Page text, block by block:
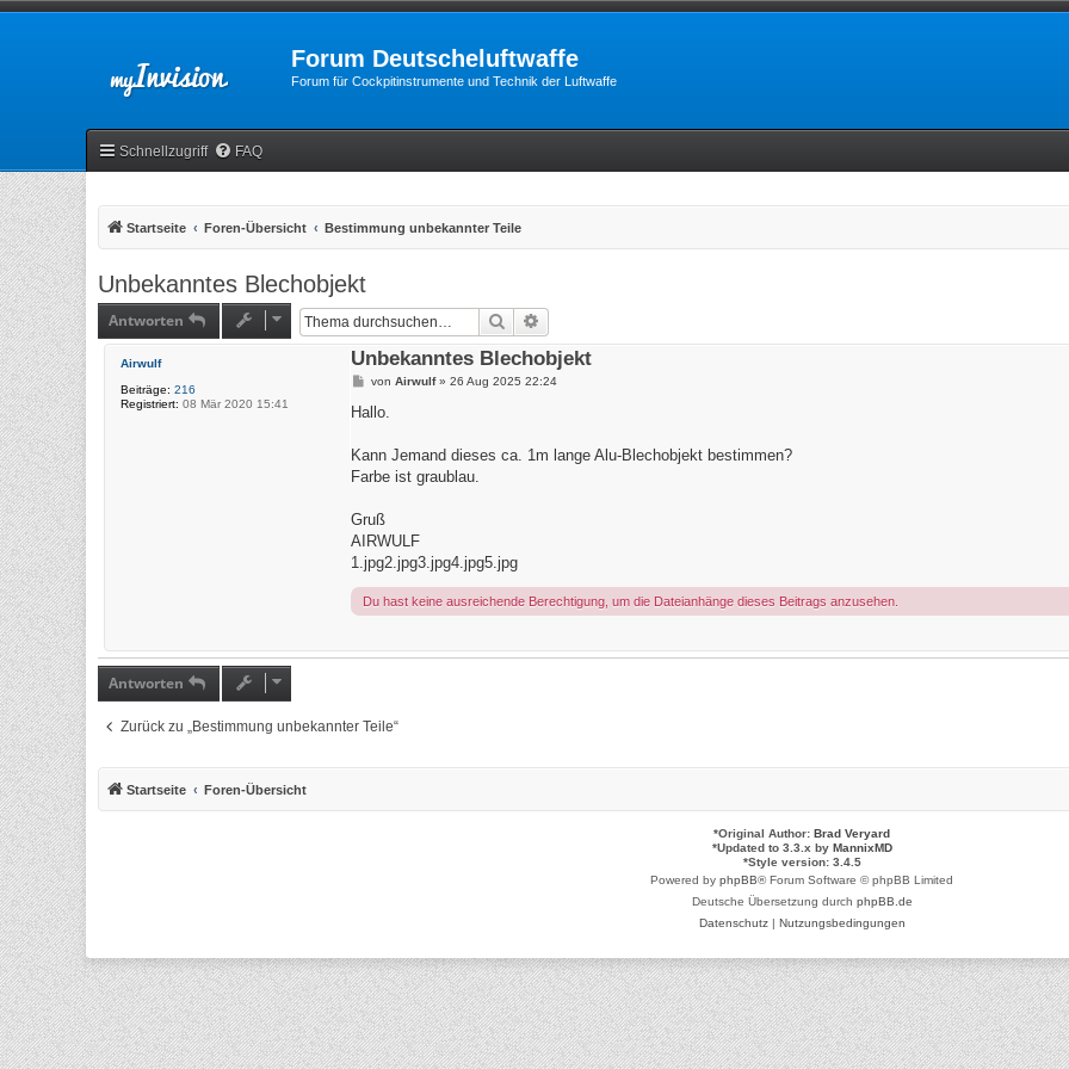
Forum Deutscheluftwaffe
Forum für Cockpitinstrumente und Technik der Luftwaffe
Schnellzugriff FAQ
Startseite Foren-Übersicht Bestimmung unbekannter Teile
Unbekanntes Blechobjekt
Antworten Suche
Airwulf
Beiträge: 216
Registriert: 08 Mär 2020 15:41
Unbekanntes Blechobjekt
B
i
a
von Airwulf» 26 Aug 2025 22:24
Hallo.
Kann Jemand dieses ca. 1m lange Alu-Blechobjekt bestimmen?
Farbe ist graublau.
Gruß
AIRWULF
1.jpg2.jpg3.jpg4.jpg5.jpg
Du hast keine ausreichende Berechtigung, um die Dateianhänge dieses Beitrags anzusehen.
Antworten
Zurück zu „Bestimmung unbekannter Teile“
Startseite Foren-Übersicht
*Original Author: Brad Veryard
*Updated to 3.3.x by MannixMD
*Style version: 3.4.5
Powered by phpBB® Forum Software © phpBB Limited
Deutsche Übersetzung durch phpBB.de
Datenschutz| Nutzungsbedingungen